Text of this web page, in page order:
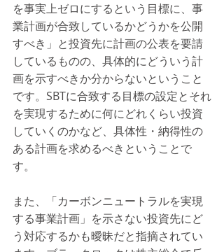
を事実上ゼロにするという目標に、事
業計画が合致しているかどうかを公開
すべき」と投資先に計画の公表を要請
しているものの、具体的にどういう計
画を示すべきか分からないということ
です。SBTに合致する目標の設定とそれ
を実現するために何にどれくらい投資
していくのかなど、具体性・納得性の
ある計画を求めるべきということで
す。
また、「カーボンニュートラルを実現
する事業計画」を示さない投資先にど
う対応するかも曖昧だと指摘されてい